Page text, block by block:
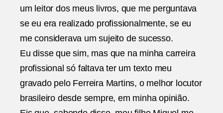
um leitor dos meus livros, que me perguntava
se eu era realizado profissionalmente, se eu
me considerava um sujeito de sucesso.
Eu disse que sim, mas que na minha carreira
profissional só faltava ter um texto meu
gravado pelo Ferreira Martins, o melhor locutor
brasileiro desde sempre, em minha opinião.